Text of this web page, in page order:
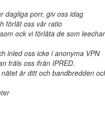
dagliga porr, giv oss idag
förlåt oss vår ratio
ock vi förlåta de som
inled oss icke i anonyma VPN
fräls oss ifrån IPRED.
nätet är ditt och bandbredden